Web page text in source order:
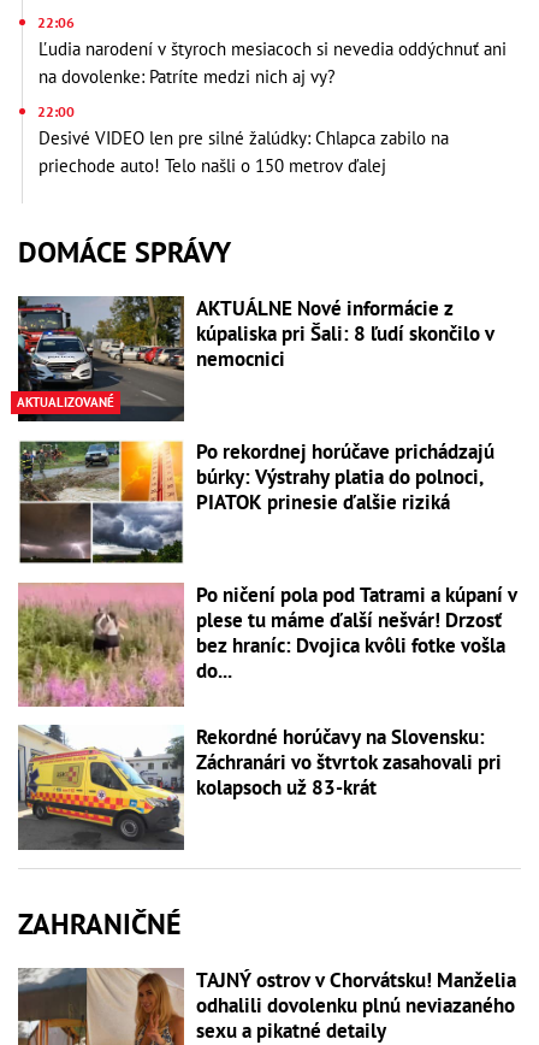
22:06
Ľudia narodení v štyroch mesiacoch si nevedia oddýchnuť ani
na dovolenke: Patríte medzi nich aj vy?
22:00
Desivé VIDEO len pre silné žalúdky: Chlapca zabilo na
priechode auto! Telo našli o 150 metrov ďalej
DOMÁCE SPRÁVY
AKTUALIZOVANÉ
AKTUÁLNE Nové informácie z
kúpaliska pri Šali: 8 ľudí skončilo v
nemocnici
Po rekordnej horúčave prichádzajú
búrky: Výstrahy platia do polnoci,
PIATOK prinesie ďalšie riziká
Po ničení pola pod Tatrami a kúpaní v
plese tu máme ďalší nešvár! Drzosť
bez hraníc: Dvojica kvôli fotke vošla
do...
Rekordné horúčavy na Slovensku:
Záchranári vo štvrtok zasahovali pri
kolapsoch už 83-krát
ZAHRANIČNÉ
TAJNÝ ostrov v Chorvátsku! Manželia
odhalili dovolenku plnú neviazaného
sexu a pikatné detaily